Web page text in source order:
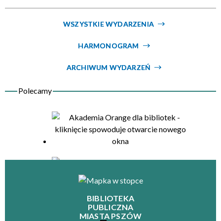
—
WSZYSTKIE WYDARZENIA
HARMONOGRAM
ARCHIWUM WYDARZEŃ
BIBLIOTEKA
PUBLICZNA
MIASTA PSZÓW